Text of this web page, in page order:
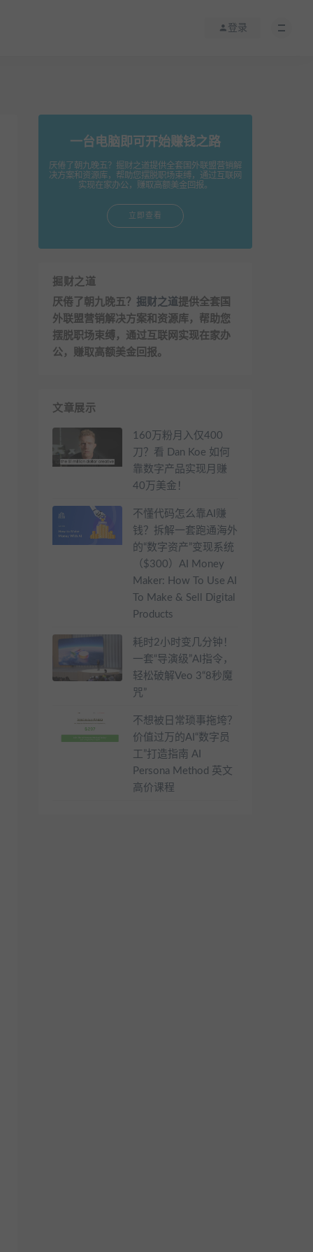
登录
一台电脑即可开始赚钱之路
厌倦了朝九晚五？掘财之道提供全套国外联盟营销解
决方案和资源库，帮助您摆脱职场束缚，通过互联网
实现在家办公，赚取高额美金回报。
立即查看
掘财之道
厌倦了朝九晚五？ 掘财之道提供全套国
外联盟营销解决方案和资源库，帮助您
摆脱职场束缚，通过互联网实现在家办
公，赚取高额美金回报。
文章展示
160万粉月入仅400
刀？看 Dan Koe 如何
靠数字产品实现月赚
40万美金！
不懂代码怎么靠AI赚
钱？拆解一套跑通海外
的“数字资产”变现系统
（$300）AI Money
Maker: How To Use AI
To Make & Sell Digital
Products
耗时2小时变几分钟！
一套“导演级”AI指令，
轻松破解Veo 3“8秒魔
咒”
不想被日常琐事拖垮？
价值过万的AI“数字员
工”打造指南 AI
Persona Method 英文
高价课程